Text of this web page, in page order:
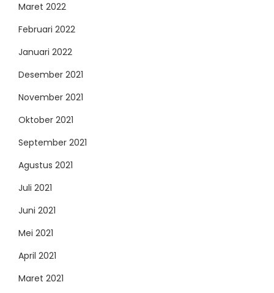
Maret 2022
Februari 2022
Januari 2022
Desember 2021
November 2021
Oktober 2021
September 2021
Agustus 2021
Juli 2021
Juni 2021
Mei 2021
April 2021
Maret 2021